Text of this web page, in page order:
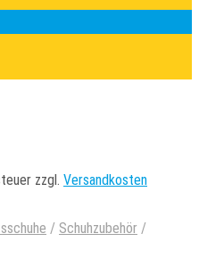
zzgl. Versandkosten
/ Schuhzubehör /